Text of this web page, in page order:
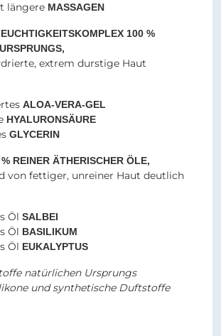
längere MASSAGEN
100 %
extrem durstige Haut
ALOA-VERA-GEL
HYALURONSÄURE
GLYCERIN
REINER ÄTHERISCHER ÖLE,
von fettiger, unreiner Haut deutlich
Öl SALBEI
Öl BASILIKUM
Öl EUKALYPTUS
natürlichen Ursprungs
und synthetische Duftstoffe